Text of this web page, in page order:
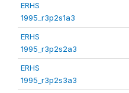
ERHS
1995_r3p2s1a3
ERHS
1995_r3p2s2a3
ERHS
1995_r3p2s3a3